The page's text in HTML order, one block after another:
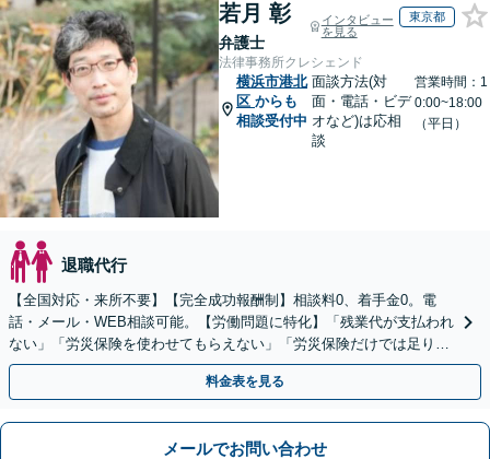
若月 彰
弁護士
インタビュー
を見る
東京都
法律事務所クレシェンド
横浜市港北
区 からも
相談受付中
面談方法(対
面・電話・ビデ
オなど)は応相
談
営業時間：1
0:00~18:00
（平日）
退職代行
【全国対応・来所不要】【完全成功報酬制】相談料0、着手金0。電
話・メール・WEB相談可能。【労働問題に特化】「残業代が支払われ
ない」「労災保険を使わせてもらえない」「労災保険だけでは足りな
い。損害賠償請求したい」など労働問題はお任せを。
料金表を見る
メールでお問い合わせ